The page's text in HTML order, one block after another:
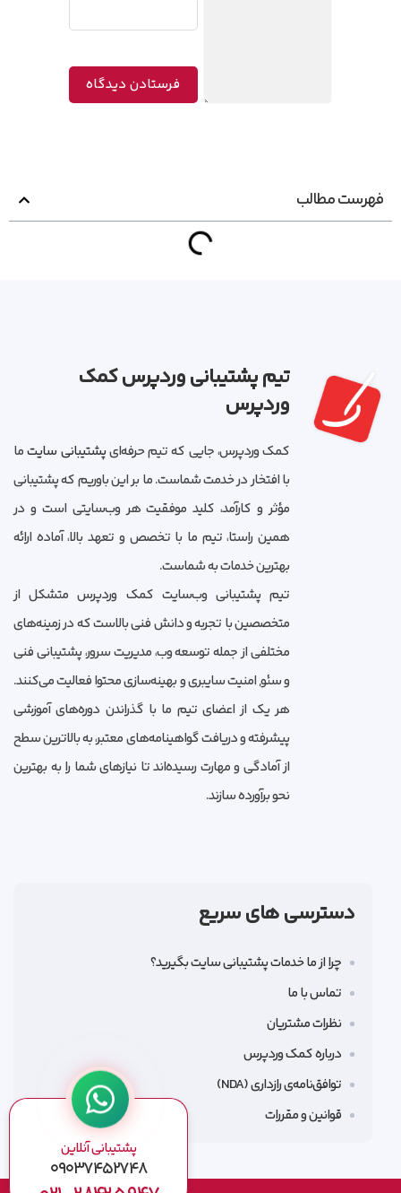
فهرست مطالب
تیم پشتیبانی وردپرس کمک
وردپرس
کمک وردپرس، جایی که تیم حرفه‌ایپشتیبانی سایتما
با افتخار در خدمت شماست. ما بر این باوریم که پشتیبانی
مؤثر و کارآمد، کلید موفقیت هر وب‌سایتی است و در
همین راستا، تیم ما با تخصص و تعهد بالا، آماده ارائه
بهترین خدمات به شماست.
تیم پشتیبانی وب‌سایت کمک وردپرس متشکل از
متخصصین با تجربه و دانش فنی بالاست که در زمینه‌های
مختلفی از جمله توسعه وب، مدیریت سرور، پشتیبانی فنی
و سئو, امنیت سایبری و بهینه‌سازی محتوا فعالیت می‌کنند.
هر یک از اعضای تیم ما با گذراندن دوره‌های آموزشی
پیشرفته و دریافت گواهینامه‌های معتبر، به بالاترین سطح
از آمادگی و مهارت رسیده‌اند تا نیازهای شما را به بهترین
نحو برآورده سازند.
دسترسی های سریع
چرا از ما خدمات پشتیبانی سایت بگیرید؟
تماس با ما
نظرات مشتریان
درباره کمک وردپرس
توافق‌نامه‌ی رازداری (NDA)
قوانین و مقررات
پشتیبانی آنلاین
۰۹۰۳۷۴۵۲۷۴۸